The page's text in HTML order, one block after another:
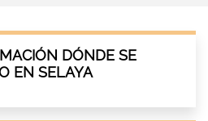
DÓNDE SE
EN SELAYA